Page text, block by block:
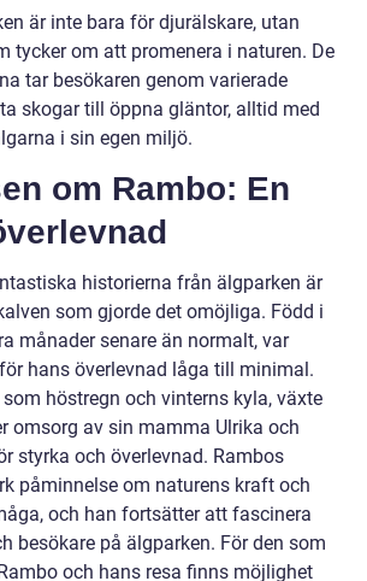
är inte bara för djurälskare, utan
tycker om att promenera i naturen. De
tar besökaren genom varierade
skogar till öppna gläntor, alltid med
i sin egen miljö.
om Rambo: En
historierna från älgparken är
som gjorde det omöjliga. Född i
månader senare än normalt, var
hans överlevnad låga till minimal.
höstregn och vinterns kyla, växte
omsorg av sin mamma Ulrika och
styrka och överlevnad. Rambos
påminnelse om naturens kraft och
och han fortsätter att fascinera
besökare på älgparken. För den som
och hans resa finns möjlighet